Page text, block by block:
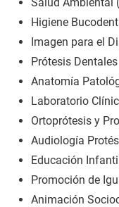
Higiene
Imagen para el
Prótesis Dentales
Anatomía
Laboratorio
Ortoprótesis y
Audiología
Educación
Promoción de
Animación